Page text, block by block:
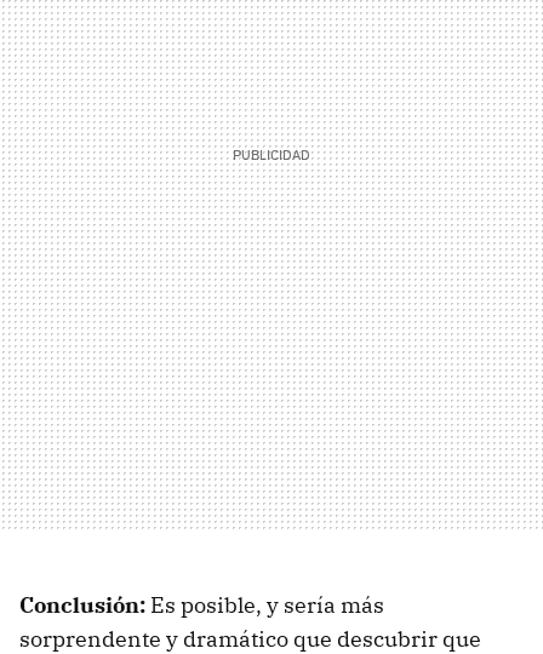
Conclusión: Es posible, y sería más
sorprendente y dramático que descubrir que